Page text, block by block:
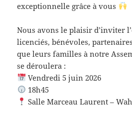
exceptionnelle grâce à vous
Nous avons le plaisir d’inviter
licenciés, bénévoles,
que leurs familles à notre
se déroulera :
Vendredi 5 juin 2026
18h45
Salle Marceau Laurent –